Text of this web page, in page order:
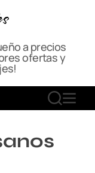
a precios
ofertas y
S
E
R
M
E